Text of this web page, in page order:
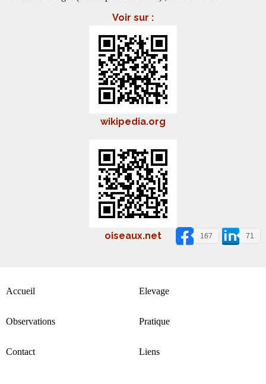
167 71
Voir sur :
wikipedia.org
oiseaux.net
Accueil Elevage
Observations Pratique
Contact Liens